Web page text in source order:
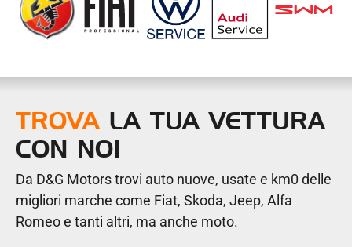
TROVALA TUA VETTURA
CON NOI
Da D&G Motors trovi auto nuove, usate e km0 delle
migliori marche come Fiat, Skoda, Jeep, Alfa
Romeo e tanti altri, ma anche moto.